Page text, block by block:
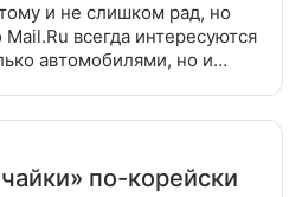
и не слишком рад, но
всегда интересуются
автомобилями, но и
по-корейски